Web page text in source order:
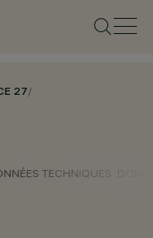
27/
TECHNIQUES